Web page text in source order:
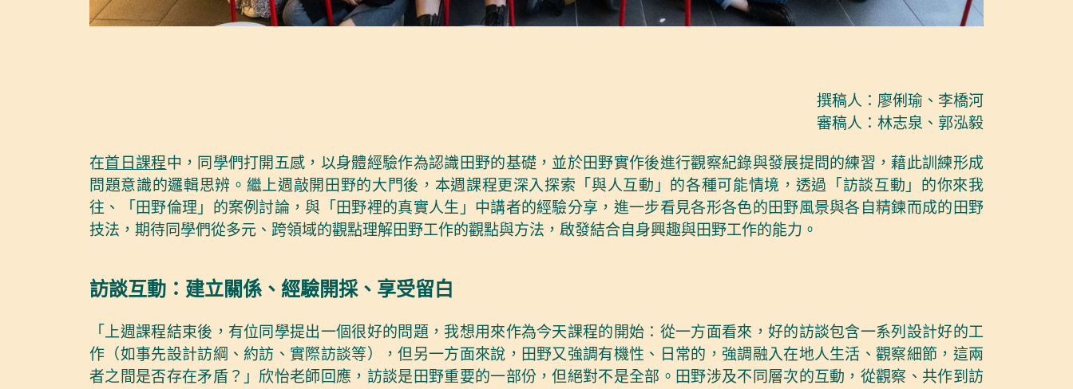
撰稿人：廖俐瑜、李橋河
審稿人：林志泉、郭泓毅
在首日課程中，同學們打開五感，以身體經驗作為認識田野的基礎，並於田野實作後進行觀察紀錄與發展提問的練習，藉此訓練形成
問題意識的邏輯思辨。繼上週敲開田野的大門後，本週課程更深入探索「與人互動」的各種可能情境，透過「訪談互動」的你來我
往、「田野倫理」的案例討論，與「田野裡的真實人生」中講者的經驗分享，進一步看見各形各色的田野風景與各自精鍊而成的田野
技法，期待同學們從多元、跨領域的觀點理解田野工作的觀點與方法，啟發結合自身興趣與田野工作的能力。
訪談互動：建立關係、經驗開採、享受留白
「上週課程結束後，有位同學提出一個很好的問題，我想用來作為今天課程的開始：從一方面看來，好的訪談包含一系列設計好的工
作（如事先設計訪綱、約訪、實際訪談等），但另一方面來說，田野又強調有機性、日常的，強調融入在地人生活、觀察細節，這兩
者之間是否存在矛盾？」欣怡老師回應，訪談是田野重要的一部份，但絕對不是全部。田野涉及不同層次的互動，從觀察、共作到訪